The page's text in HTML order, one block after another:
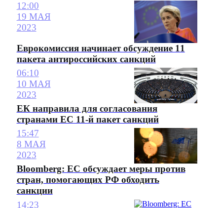
12:00
19 МАЯ
2023
Еврокомиссия начинает обсуждение 11
пакета антироссийских санкций
06:10
10 МАЯ
2023
ЕК направила для согласования
странами ЕС 11-й пакет санкций
15:47
8 МАЯ
2023
Bloomberg: ЕС обсуждает меры против
стран, помогающих РФ обходить
санкции
14:23